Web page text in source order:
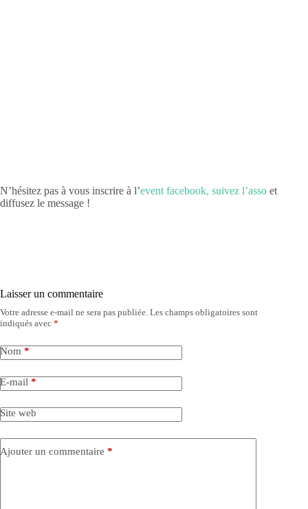
N’hésitez pas à vous inscrire à l’event facebook, suivez l’asso et
diffusez le message !
Laisser un commentaire
Votre adresse e-mail ne sera pas publiée. Les champs obligatoires sont
indiqués avec *
Nom *
E-mail *
Site web
Ajouter un commentaire *